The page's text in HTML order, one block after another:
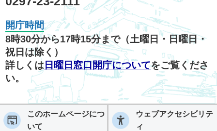
開庁時間
8時30分から17時15分まで（土曜日・日曜日・
祝日は除く）
詳しくは 日曜日窓口開庁についてをご覧くださ
い。
このホームページにつ
いて
ウェブアクセシビリテ
ィ